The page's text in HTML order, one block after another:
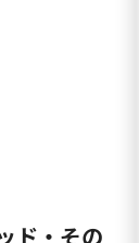
ド・その